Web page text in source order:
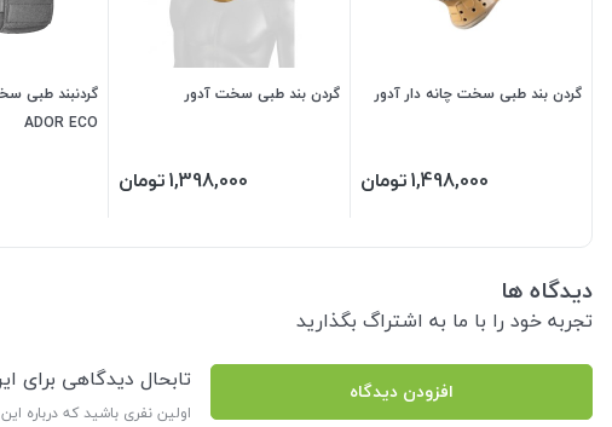
گردن بند طبی سخت چانه دار آدور
1,498,000تومان
گردن بند طبی سخت آدور
1,398,000تومان
گردنبند طبی
ADOR ECO
دیدگاه ها
تجربه خود را با ما به اشتراگ بگذارید
افزودن دیدگاه تابحال دیدگاهی
اولین نفری باشید که